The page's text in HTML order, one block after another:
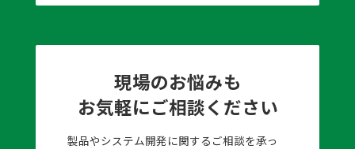
現場のお悩みも
お気軽にご相談ください
製品やシステム開発に関するご相談を承っ